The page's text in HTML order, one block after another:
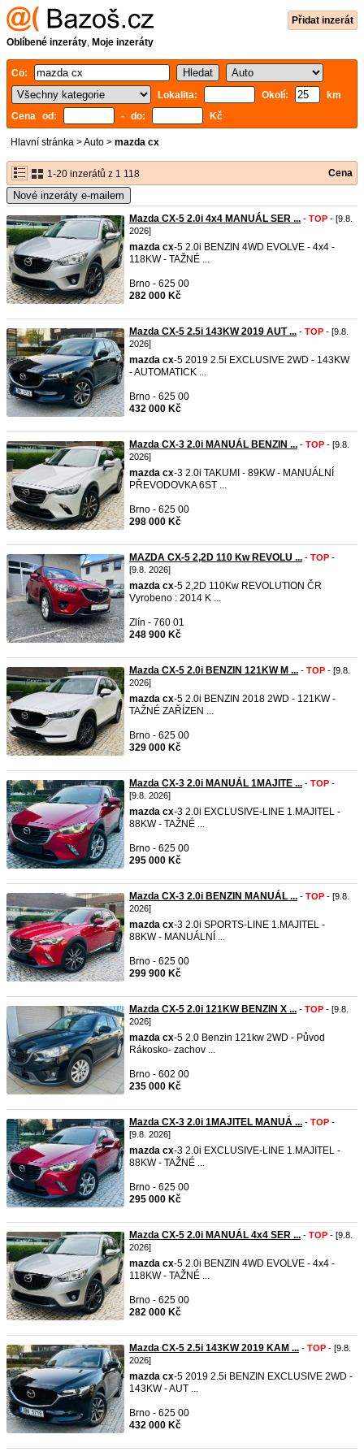
Přidat inzerát
Oblíbené inzeráty, Moje inzeráty
Co:
Lokalita:
Okolí:
km
Cena od:
- do: Kč
Hlavní stránka >Auto > mazda cx
1-20 inzerátů z 1 118 Cena
Nové inzeráty e-mailem
Mazda CX-5 2.0i 4x4 MANUÁL SER ... - TOP - [9.8.
2026]
mazda cx-5 2.0i BENZIN 4WD EVOLVE - 4x4 -
118KW - TAŽNÉ ...
Brno - 625 00
282 000 Kč
Mazda CX-5 2.5i 143KW 2019 AUT ... - TOP - [9.8.
2026]
mazda cx-5 2019 2.5i EXCLUSIVE 2WD - 143KW
- AUTOMATICK ...
Brno - 625 00
432 000 Kč
Mazda CX-3 2.0i MANUÁL BENZIN ... - TOP - [9.8.
2026]
mazda cx-3 2.0i TAKUMI - 89KW - MANUÁLNÍ
PŘEVODOVKA 6ST ...
Brno - 625 00
298 000 Kč
MAZDA CX-5 2,2D 110 Kw REVOLU ... - TOP -
[9.8. 2026]
mazda cx-5 2,2D 110Kw REVOLUTION ČR
Vyrobeno : 2014 K ...
Zlín - 760 01
248 900 Kč
Mazda CX-5 2.0i BENZIN 121KW M ... - TOP - [9.8.
2026]
mazda cx-5 2.0i BENZIN 2018 2WD - 121KW -
TAŽNÉ ZAŘÍZEN ...
Brno - 625 00
329 000 Kč
Mazda CX-3 2.0i MANUÁL 1MAJITE ... - TOP -
[9.8. 2026]
mazda cx-3 2.0i EXCLUSIVE-LINE 1.MAJITEL -
88KW - TAŽNÉ ...
Brno - 625 00
295 000 Kč
Mazda CX-3 2.0i BENZIN MANUÁL ... - TOP - [9.8.
2026]
mazda cx-3 2.0i SPORTS-LINE 1.MAJITEL -
88KW - MANUÁLNÍ ...
Brno - 625 00
299 900 Kč
Mazda CX-5 2.0i 121KW BENZIN X ... - TOP - [9.8.
2026]
mazda cx-5 2.0 Benzin 121kw 2WD - Původ
Rákosko- zachov ...
Brno - 602 00
235 000 Kč
Mazda CX-3 2.0i 1MAJITEL MANUÁ ... - TOP -
[9.8. 2026]
mazda cx-3 2.0i EXCLUSIVE-LINE 1.MAJITEL -
88KW - TAŽNÉ ...
Brno - 625 00
295 000 Kč
Mazda CX-5 2.0i MANUÁL 4x4 SER ... - TOP - [9.8.
2026]
mazda cx-5 2.0i BENZIN 4WD EVOLVE - 4x4 -
118KW - TAŽNÉ ...
Brno - 625 00
282 000 Kč
Mazda CX-5 2.5i 143KW 2019 KAM ... - TOP - [9.8.
2026]
mazda cx-5 2019 2.5i BENZIN EXCLUSIVE 2WD -
143KW - AUT ...
Brno - 625 00
432 000 Kč